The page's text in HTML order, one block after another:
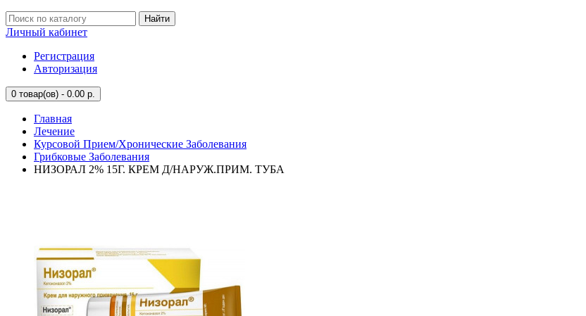
Найти
Личный кабинет
Регистрация
Авторизация
0 товар(ов) - 0.00 р.
Главная
Лечение
Курсовой Прием/Хронические Заболевания
Грибковые Заболевания
НИЗОРАЛ 2% 15Г. КРЕМ Д/НАРУЖ.ПРИМ. ТУБА